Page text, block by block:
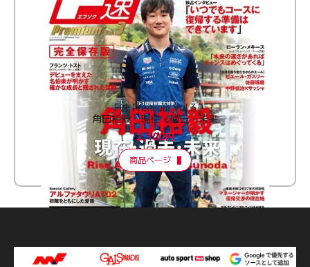
F速 Premium Vol.3
角田裕毅 現在・過去・未来
2,100円
商品ページ